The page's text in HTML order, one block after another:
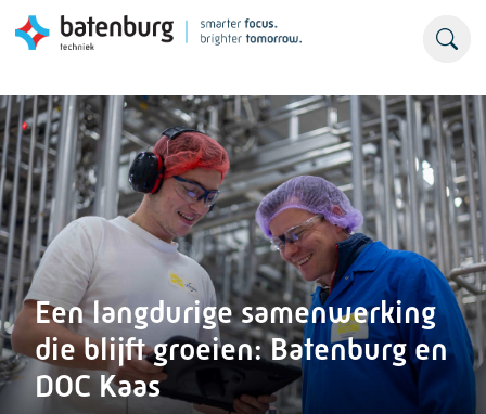
Een langdurige samenwerking
die blijft groeien: Batenburg en
DOC Kaas